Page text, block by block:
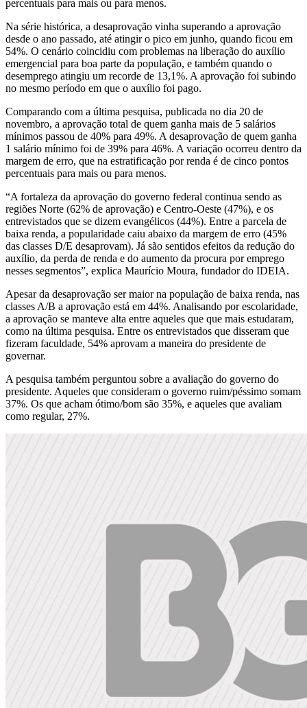
percentuais para mais ou para menos.
Na série histórica, a desaprovação vinha superando a aprovação
desde o ano passado, até atingir o pico em junho, quando ficou em
54%. O cenário coincidiu com problemas na liberação do auxílio
emergencial para boa parte da população, e também quando o
desemprego atingiu um recorde de 13,1%. A aprovação foi subindo
no mesmo período em que o auxílio foi pago.
Comparando com a última pesquisa, publicada no dia 20 de
novembro, a aprovação total de quem ganha mais de 5 salários
mínimos passou de 40% para 49%. A desaprovação de quem ganha
1 salário mínimo foi de 39% para 46%. A variação ocorreu dentro da
margem de erro, que na estratificação por renda é de cinco pontos
percentuais para mais ou para menos.
“A fortaleza da aprovação do governo federal continua sendo as
regiões Norte (62% de aprovação) e Centro-Oeste (47%), e os
entrevistados que se dizem evangélicos (44%). Entre a parcela de
baixa renda, a popularidade caiu abaixo da margem de erro (45%
das classes D/E desaprovam). Já são sentidos efeitos da redução do
auxílio, da perda de renda e do aumento da procura por emprego
nesses segmentos”, explica Maurício Moura, fundador do IDEIA.
Apesar da desaprovação ser maior na população de baixa renda, nas
classes A/B a aprovação está em 44%. Analisando por escolaridade,
a aprovação se manteve alta entre aqueles que que mais estudaram,
como na última pesquisa. Entre os entrevistados que disseram que
fizeram faculdade, 54% aprovam a maneira do presidente de
governar.
A pesquisa também perguntou sobre a avaliação do governo do
presidente. Aqueles que consideram o governo ruim/péssimo somam
37%. Os que acham ótimo/bom são 35%, e aqueles que avaliam
como regular, 27%.